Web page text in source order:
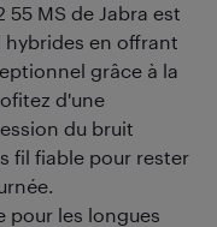
55 MS de Jabra est
hybrides en offrant
grâce à la
d'une
du bruit
fil fiable pour rester
pour les longues